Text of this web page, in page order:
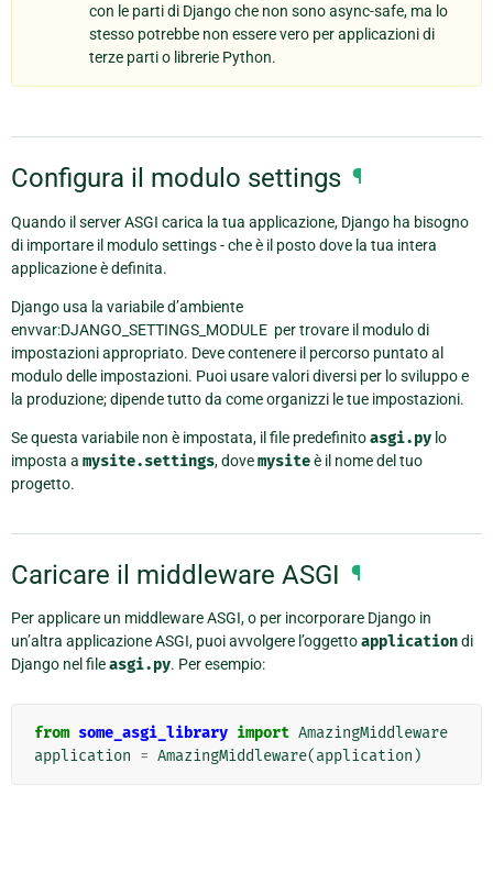
con le parti di Django che non sono async-safe, ma lo
stesso potrebbe non essere vero per applicazioni di
terze parti o librerie Python.
Configura il modulo settings ¶
Quando il server ASGI carica la tua applicazione, Django ha bisogno
di importare il modulo settings - che è il posto dove la tua intera
applicazione è definita.
Django usa la variabile d’ambiente
envvar:DJANGO_SETTINGS_MODULE per trovare il modulo di
impostazioni appropriato. Deve contenere il percorso puntato al
modulo delle impostazioni. Puoi usare valori diversi per lo sviluppo e
la produzione; dipende tutto da come organizzi le tue impostazioni.
Se questa variabile non è impostata, il file predefinitoasgi.py lo
imposta a mysite.settings, dovemysiteè il nome del tuo
progetto.
Caricare il middleware ASGI ¶
Per applicare un middleware ASGI, o per incorporare Django in
un’altra applicazione ASGI, puoi avvolgere l’oggettoapplicationdi
Django nel fileasgi.py. Per esempio:
from some_asgi_library import AmazingMiddleware
application = AmazingMiddleware(application )